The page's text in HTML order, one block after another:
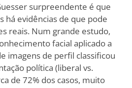
surpreendente é que
há evidências de que pode
reais. Num grande estudo,
facial aplicado a
imagens de perfil classificou
política (liberal vs.
de 72% dos casos, muito